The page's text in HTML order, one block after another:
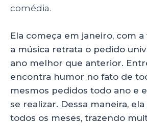
comédia.
Ela começa em janeiro, com a
a música retrata o pedido
ano melhor que anterior.
encontra humor no fato de
mesmos pedidos todo ano e
se realizar. Dessa maneira,
todos os meses, trazendo